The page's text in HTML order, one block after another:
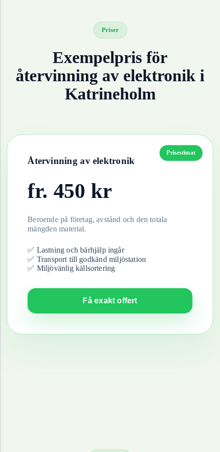
Priser
Exempelpris för
återvinning av elektronik i
Katrineholm
Prisestimat
Återvinning av elektronik
fr. 450 kr
Beroende på företag, avstånd och den totala
mängden material.
✅ Lastning och bärhjälp ingår
✅ Transport till godkänd miljöstation
✅ Miljövänlig källsortering
Få exakt offert